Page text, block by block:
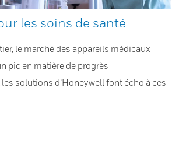
les soins de santé
le marché des appareils médicaux
pic en matière de progrès
solutions d’Honeywell font écho à ces